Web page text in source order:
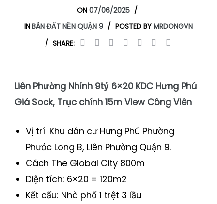
ON 07/06/2025
IN BÁN ĐẤT NỀN QUẬN 9 POSTED BY MRDONGVN
SHARE:
Liên Phường Nhỉnh 9tỷ 6×20 KDC Hưng Phú
Giá Sock, Trục chính 15m View Công Viên
Vị trí: Khu dân cư Hưng Phú Phường
Phước Long B, Liên Phường Quận 9.
Cách The Global City 800m
Diện tích: 6×20 = 120m2
Kết cấu: Nhà phố 1 trệt 3 lầu